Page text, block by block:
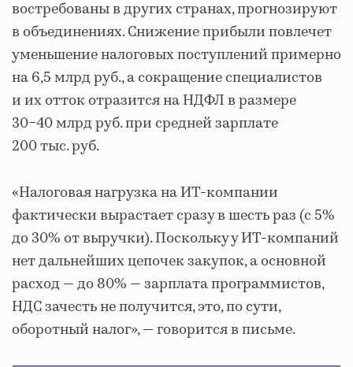
востребованы в других странах, прогнозируют
в объединениях. Снижение прибыли повлечет
уменьшение налоговых поступлений примерно
на 6,5 млрд руб., а сокращение специалистов
и их отток отразится на НДФЛ в размере
30−40 млрд руб. при средней зарплате
200 тыс. руб.
«Налоговая нагрузка на ИТ-компании
фактически вырастает сразу в шесть раз (с 5%
до 30% от выручки). Поскольку у ИТ-компаний
нет дальнейших цепочек закупок, а основной
расход — до 80% — зарплата программистов,
НДС зачесть не получится, это, по сути,
оборотный налог», — говорится в письме.